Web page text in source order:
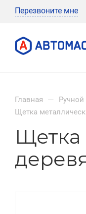
Перезвоните мне
Главная — Ручной
Щетка
Щетка